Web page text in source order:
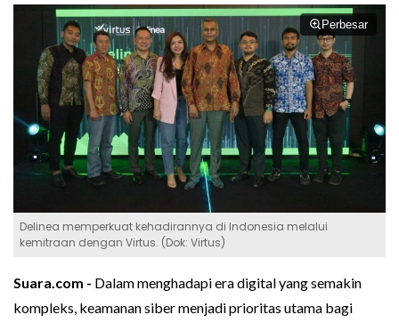
Perbesar
Delinea memperkuat kehadirannya di Indonesia melalui
kemitraan dengan Virtus. (Dok: Virtus)
Suara.com - Dalam menghadapi era digital yang semakin
kompleks, keamanan siber menjadi prioritas utama bagi